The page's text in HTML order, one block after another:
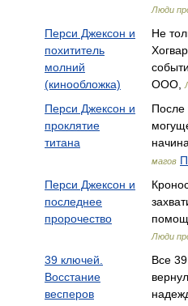
Люди
Перси Джексон и
похититель
молний
(кинообложка)
Не
ООО,
Перси Джексон и
проклятие
титана
После
магов
Перси Джексон и
последнее
пророчество
Люди
39 ключей.
Восстание
весперов
Все